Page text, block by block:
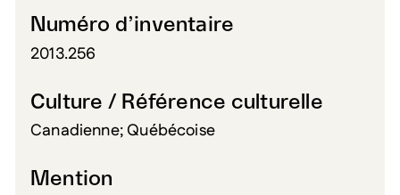
Numéro d’inventaire
2013.256
Culture / Référence culturelle
Canadienne; Québécoise
Mention